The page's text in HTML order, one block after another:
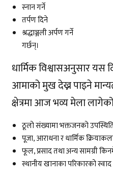
स्नान गर्ने
तर्पण दिने
श्रद्धाञ्जली अर्पण गर्ने
गर्छन्।
धार्मिक विश्वासअनुसार यस
आमाको मुख देख्न पाइने
क्षेत्रमा आज भव्य मेला
ठूलो संख्यामा भक्तजनको
पूजा, आराधना र धार्मिक
फूल, प्रसाद तथा अन्य सामग्री
स्थानीय खानाका परिकारको स्वाद